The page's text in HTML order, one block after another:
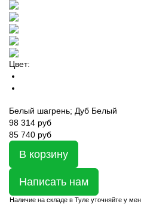
Цвет:
Белый шагрень; Дуб Белый
98 314 руб
85 740 руб
В корзину
Написать нам
Наличие на складе в Туле уточняйте у